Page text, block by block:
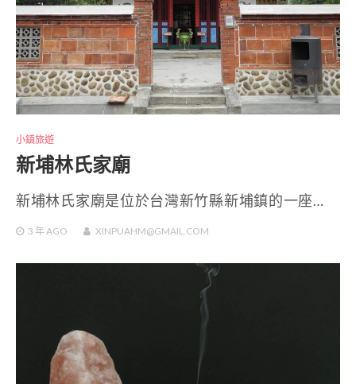
小鎮旅遊
新埔林氏家廟
新埔林氏家廟是位於台灣新竹縣新埔鎮的一座…
3 年AGO XINPUAHM@GMAIL.COM